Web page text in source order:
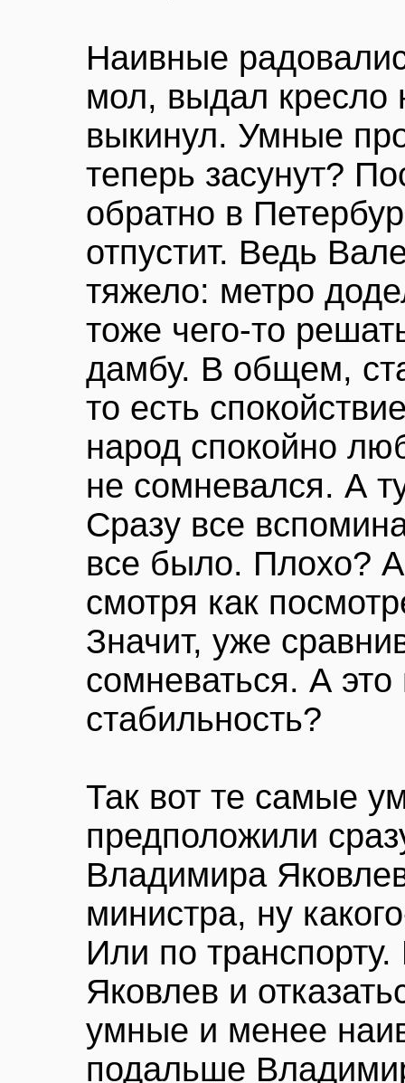
Наивные
мол, выдал кресло
выкинул. Умные
теперь засунут?
обратно в
отпустит. Ведь
тяжело: метро
тоже чего-то
дамбу. В общем,
то есть
народ спокойно
не сомневался. А
Сразу все
все было. Плохо?
смотря как
Значит, уже
сомневаться. А
стабильность?
Так вот те самые
предположили
Владимира
министра, ну
Или по
Яковлев и
умные и менее
подальше